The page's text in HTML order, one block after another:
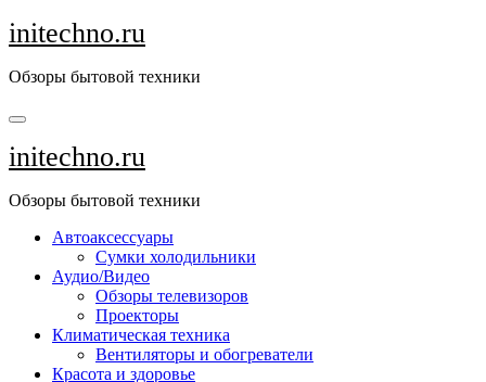
Перейти
к
initechno.ru
Обзоры бытовой техники
initechno.ru
Обзоры бытовой техники
Автоаксессуары
Сумки холодильники
Аудио/Видео
Обзоры телевизоров
Проекторы
Климатическая техника
Вентиляторы и обогреватели
Красота и здоровье